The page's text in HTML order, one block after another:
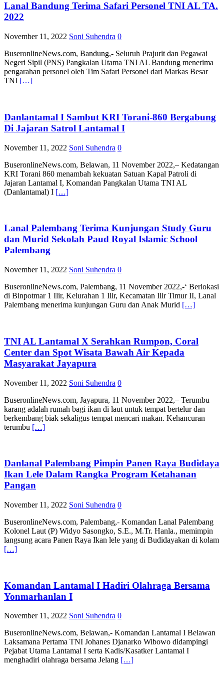
Lanal Bandung Terima Safari Personel TNI AL TA.
2022
November 11, 2022 Soni Suhendra 0
BuseronlineNews.com, Bandung,- Seluruh Prajurit dan Pegawai
Negeri Sipil (PNS) Pangkalan Utama TNI AL Bandung menerima
pengarahan personel oleh Tim Safari Personel dari Markas Besar
TNI […]
Danlantamal I Sambut KRI Torani-860 Bergabung
Di Jajaran Satrol Lantamal I
November 11, 2022 Soni Suhendra 0
BuseronlineNews.com, Belawan, 11 November 2022,– Kedatangan
KRI Torani 860 menambah kekuatan Satuan Kapal Patroli di
Jajaran Lantamal I, Komandan Pangkalan Utama TNI AL
(Danlantamal) I […]
Lanal Palembang Terima Kunjungan Study Guru
dan Murid Sekolah Paud Royal Islamic School
Palembang
November 11, 2022 Soni Suhendra 0
BuseronlineNews.com, Palembang, 11 November 2022,-‘ Berlokasi
di Binpotmar 1 Ilir, Kelurahan 1 Ilir, Kecamatan Ilir Timur II, Lanal
Palembang menerima kunjungan Guru dan Anak Murid […]
TNI AL Lantamal X Serahkan Rumpon, Coral
Center dan Spot Wisata Bawah Air Kepada
Masyarakat Jayapura
November 11, 2022 Soni Suhendra 0
BuseronlineNews.com, Jayapura, 11 November 2022,– Terumbu
karang adalah rumah bagi ikan di laut untuk tempat bertelur dan
berkembang biak sekaligus tempat mencari makan. Kehancuran
terumbu […]
Danlanal Palembang Pimpin Panen Raya Budidaya
Ikan Lele Dalam Rangka Program Ketahanan
Pangan
November 11, 2022 Soni Suhendra 0
BuseronlineNews.com, Palembang,- Komandan Lanal Palembang
Kolonel Laut (P) Widyo Sasongko, S.E., M.Tr. Hanla., memimpin
langsung acara Panen Raya Ikan lele yang di Budidayakan di kolam
[…]
Komandan Lantamal I Hadiri Olahraga Bersama
Yonmarhanlan I
November 11, 2022 Soni Suhendra 0
BuseronlineNews.com, Belawan,- Komandan Lantamal I Belawan
Laksamana Pertama TNI Johanes Djanarko Wibowo didampingi
Pejabat Utama Lantamal I serta Kadis/Kasatker Lantamal I
menghadiri olahraga bersama Jelang […]